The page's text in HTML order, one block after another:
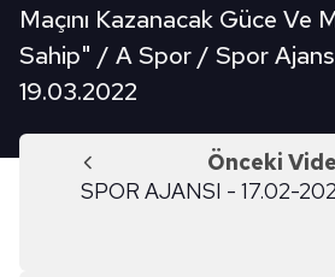
Maçını Kazanacak Güce Ve
Sahip" / A Spor / Spor
19.03.2022
Önceki
SPOR AJANSI - 17.02-